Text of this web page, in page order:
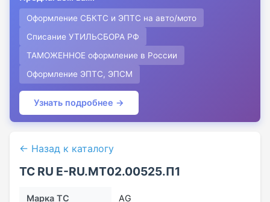
Оформление СБКТС и ЭПТС на авто/мото
Списание УТИЛЬСБОРА РФ
ТАМОЖЕННОЕ оформление в России
Оформление ЭПТС, ЭПСМ
Узнать подробнее →
← Назад к каталогу
ТС RU Е-RU.МТ02.00525.П1
Марка ТС AG